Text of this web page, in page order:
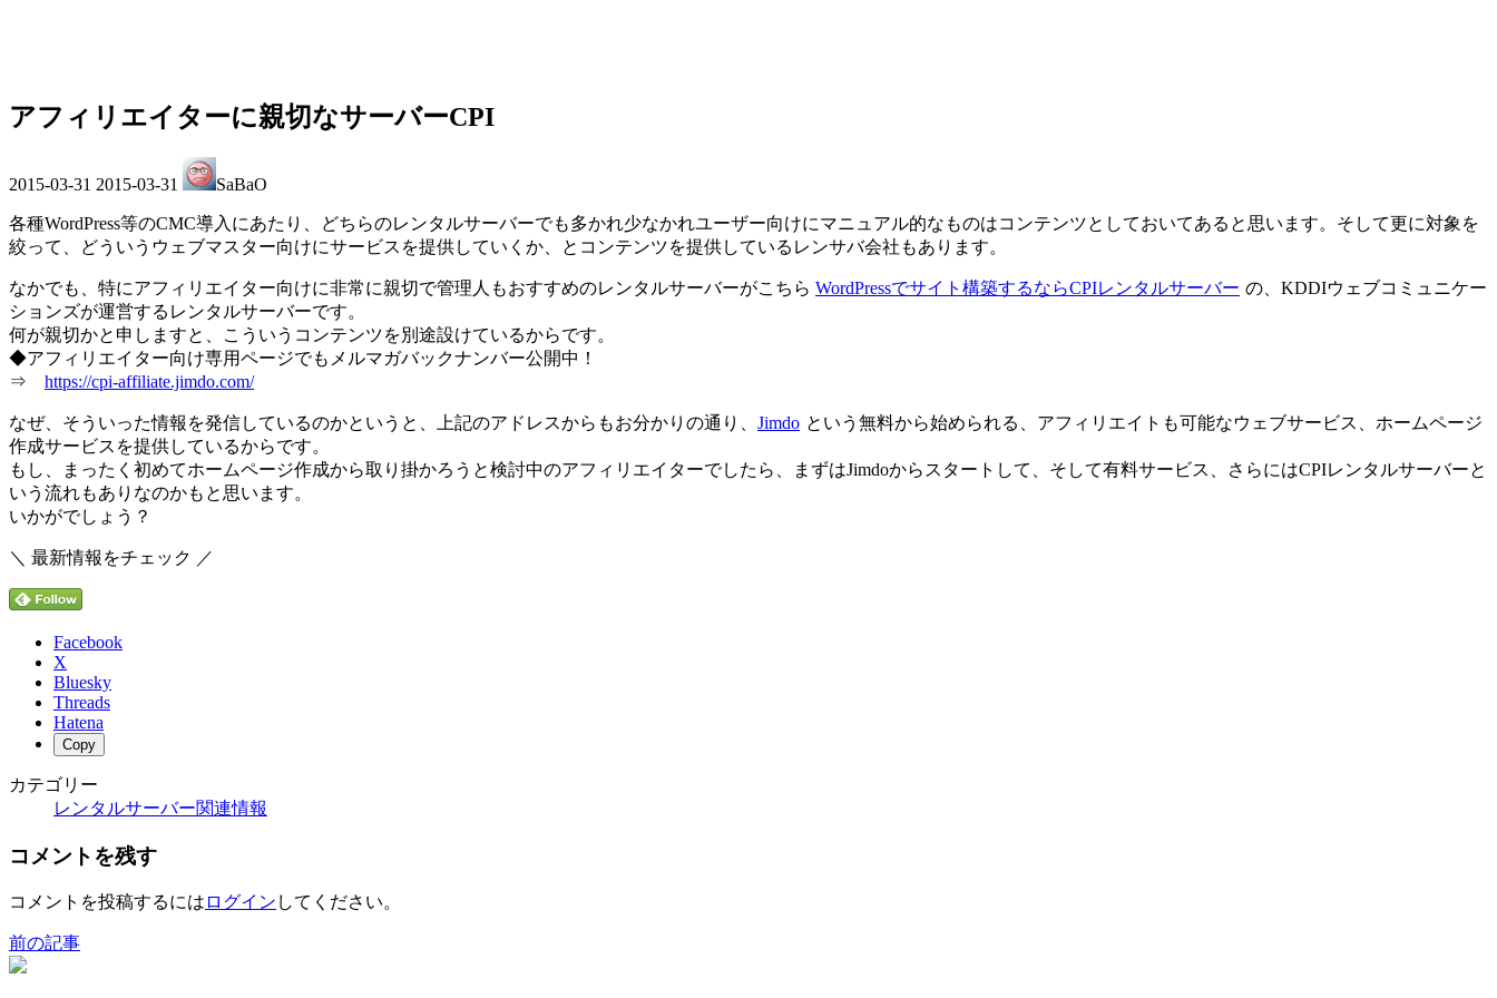
アフィリエイターに親切なサーバーCPI
2015-03-31 終
新
日
時
:
2015-03-31 SaBaO
各種WordPress等のCMC導入にあたり、どちらのレンタルサーバーでも多かれ少なかれユーザー向けにマニュアル的なものはコンテンツとしておいてあると思います。そして更に対象を
絞って、どういうウェブマスター向けにサービスを提供していくか、とコンテンツを提供しているレンサバ会社もあります。
なかでも、特にアフィリエイター向けに非常に親切で管理人もおすすめのレンタルサーバーがこちら WordPressでサイト構築するならCPIレンタルサーバー の、KDDIウェブコミュニケー
ションズが運営するレンタルサーバーです。
何が親切かと申しますと、こういうコンテンツを別途設けているからです。
◆アフィリエイター向け専用ページでもメルマガバックナンバー公開中！
⇒ https://cpi-affiliate.jimdo.com/
なぜ、そういった情報を発信しているのかというと、上記のアドレスからもお分かりの通り、 Jimdo という無料から始められる、アフィリエイトも可能なウェブサービス、ホームページ
作成サービスを提供しているからです。
もし、まったく初めてホームページ作成から取り掛かろうと検討中のアフィリエイターでしたら、まずはJimdoからスタートして、そして有料サービス、さらにはCPIレンタルサーバーと
いう流れもありなのかもと思います。
いかがでしょう？
＼ 最新情報をチェック ／
Facebook
X
Bluesky
Threads
Hatena
Copy
カテゴリー
レンタルサーバー関連情報
コメントを残す
コメントを投稿するには ログイン してください。
前の記事